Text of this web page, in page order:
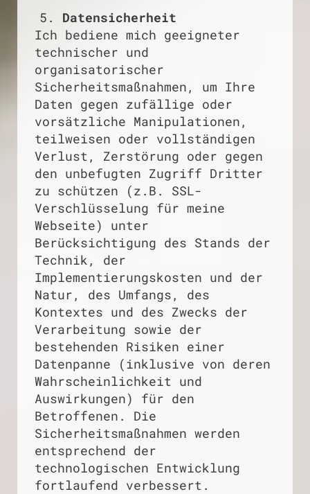
Datensicherheit
Ich bediene mich geeigneter
technischer und
organisatorischer
Sicherheitsmaßnahmen, um Ihre
Daten gegen zufällige oder
vorsätzliche Manipulationen,
teilweisen oder vollständigen
Verlust, Zerstörung oder gegen
den unbefugten Zugriff Dritter
zu schützen (z.B. SSL-
Verschlüsselung für meine
Webseite) unter
Berücksichtigung des Stands der
Technik, der
Implementierungskosten und der
Natur, des Umfangs, des
Kontextes und des Zwecks der
Verarbeitung sowie der
bestehenden Risiken einer
Datenpanne (inklusive von deren
Wahrscheinlichkeit und
Auswirkungen) für den
Betroffenen. Die
Sicherheitsmaßnahmen werden
entsprechend der
technologischen Entwicklung
fortlaufend verbessert.